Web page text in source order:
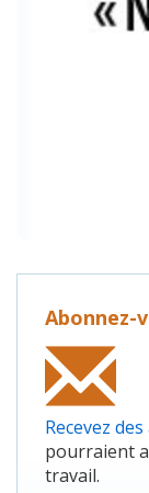
Abonnez-
Recevez
pourraient
travail.